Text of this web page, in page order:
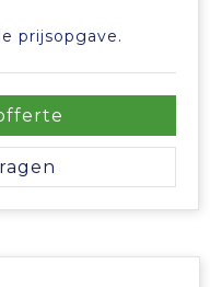
prijsopgave.